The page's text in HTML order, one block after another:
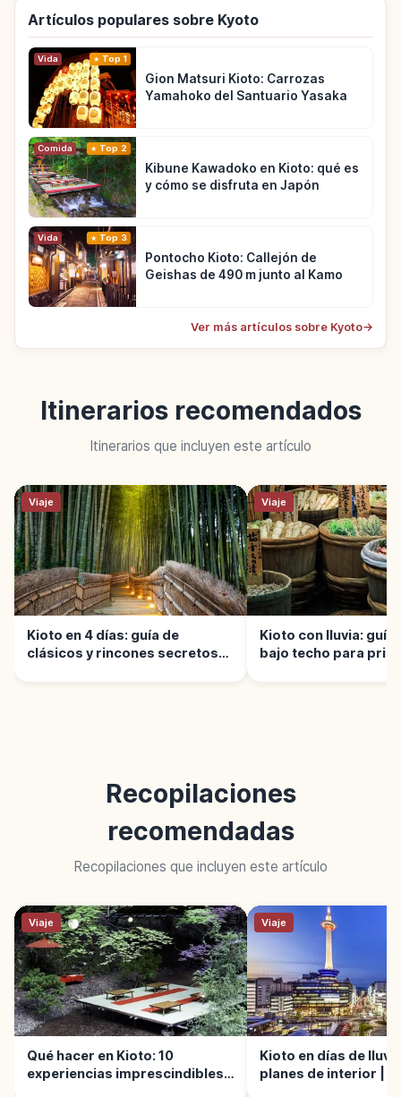
Artículos populares sobre Kyoto
Vida Top 1
Gion Matsuri Kioto: Carrozas
Yamahoko del Santuario Yasaka
Comida Top 2
Kibune Kawadoko en Kioto: qué es
y cómo se disfruta en Japón
Vida Top 3
Pontocho Kioto: Callejón de
Geishas de 490 m junto al Kamo
Ver más artículos sobre Kyoto→
Itinerarios recomendados
Itinerarios que incluyen este artículo
Viaje
Kioto en 4 días: guía de
clásicos y rincones secretos
Viaje
Kioto con lluvia: guía
bajo techo para
Recopilaciones
recomendadas
Recopilaciones que incluyen este artículo
Viaje
Qué hacer en Kioto: 10
experiencias imprescindibles |
Viaje
Kioto en días de
planes de interior |